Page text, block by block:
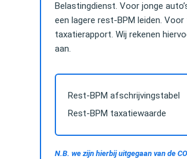
Belastingdienst. Voor jonge
een lagere rest-BPM leiden.
taxatierapport. Wij rekenen
aan.
Rest-BPM afschrijvingstabel
Rest-BPM taxatiewaarde
N.B. we zijn hierbij uitgegaan van de